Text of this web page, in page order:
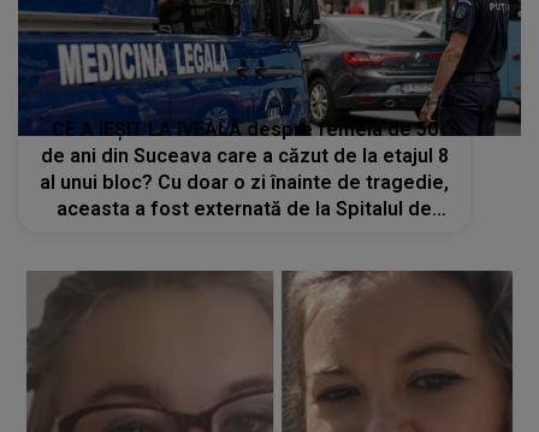
CE A IEȘIT LA IVEALĂ despre femeia de 50
de ani din Suceava care a căzut de la etajul 8
al unui bloc? Cu doar o zi înainte de tragedie,
aceasta a fost externată de la Spitalul de